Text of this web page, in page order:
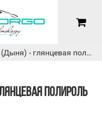
Politura Gloss (Дыня) - глянцевая полироль Complex, 1л
ПОЛИРОЛЬ